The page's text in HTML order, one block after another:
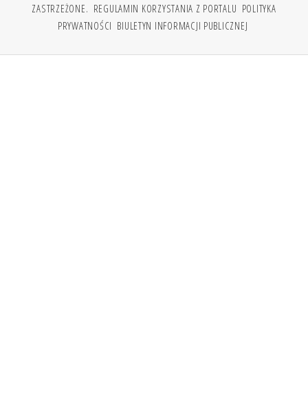
ZASTRZEŻONE. REGULAMIN KORZYSTANIA Z PORTALU POLITYKA
PRYWATNOŚCI BIULETYN INFORMACJI PUBLICZNEJ